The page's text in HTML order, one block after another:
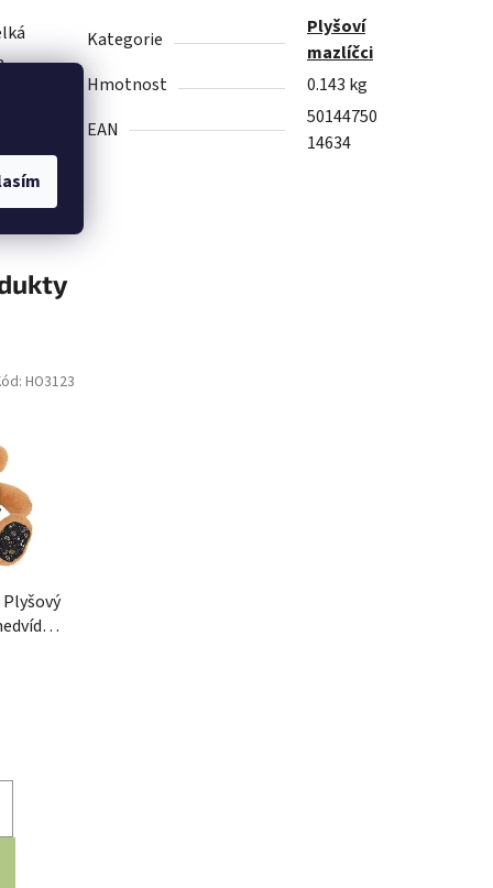
Kategorie
Plyšoví
mazlíčci
Hmotnost
0.143 kg
EAN
50144750
14634
HO3123